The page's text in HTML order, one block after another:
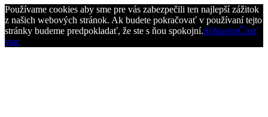
Používame cookies aby sme pre vás zabezpečili ten najlepší zážitok
z našich webových stránok. Ak budete pokračovať v používaní tejto
stránky budeme predpokladať, že ste s ňou spokojní.SúhlasímČítať
viac